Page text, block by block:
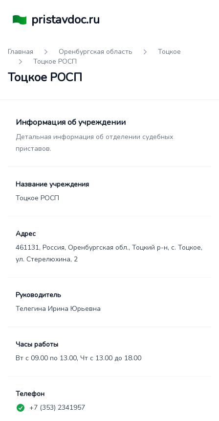
pristavdoc.ru
Главная Оренбургская область
Тоцкое
Тоцкое РОСП
Тоцкое РОСП
Информация об учреждении
Детальная информация об отделении судебных
приставов.
Название учреждения
Тоцкое РОСП
Адрес
461131, Россия, Оренбургская обл., Тоцкий р-н, с. Тоцкое,
ул. Стерелюхина, 2
Руководитель
Телегина Ирина Юрьевна
Часы работы
Вт с 09.00 по 13.00, Чт с 13.00 до 18.00
Телефон
+7 (353) 2341957